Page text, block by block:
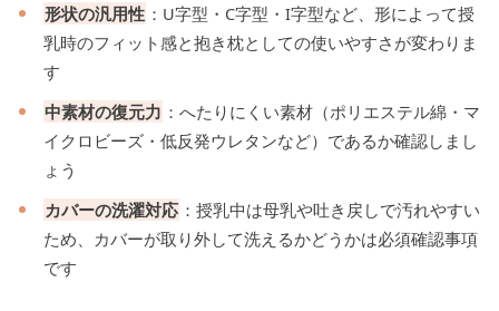
形状の汎用性 ：U字型・C字型・I字型など、形によって授
乳時のフィット感と抱き枕としての使いやすさが変わりま
す
中素材の復元力 ：へたりにくい素材（ポリエステル綿・マ
イクロビーズ・低反発ウレタンなど）であるか確認しまし
ょう
カバーの洗濯対応 ：授乳中は母乳や吐き戻しで汚れやすい
ため、カバーが取り外して洗えるかどうかは必須確認事項
です